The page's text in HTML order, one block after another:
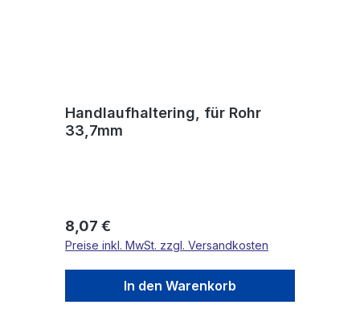
Handlaufhaltering, für Rohr
33,7mm
Regulärer Preis:
8,07 €
Preise inkl. MwSt. zzgl. Versandkosten
In den Warenkorb